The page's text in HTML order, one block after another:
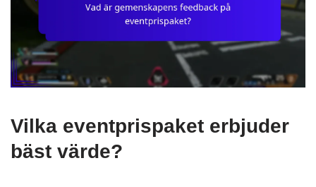
Vilka eventprispaket erbjuder
bäst värde?